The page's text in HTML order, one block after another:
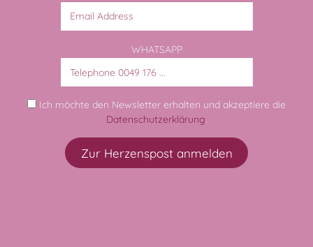
WHATSAPP
Ich möchte den Newsletter erhalten und akzeptiere die
Datenschutzerklärung.